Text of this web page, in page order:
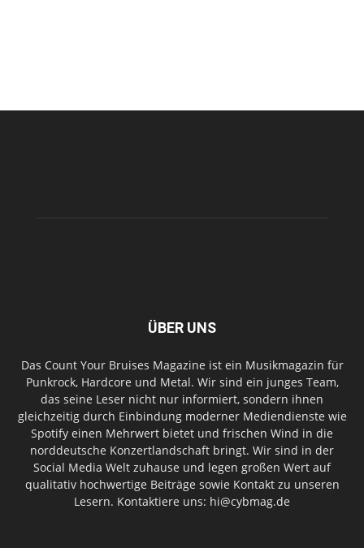
ÜBER UNS
Das Count Your Bruises Magazine ist ein Musikmagazin für
Punkrock, Hardcore und Metal. Wir sind ein junges Team,
das seine Leser nicht nur informiert, sondern ihnen
gleichzeitig durch Einbindung moderner Mediendienste wie
Spotify einen Mehrwert bietet und frischen Wind in die
norddeutsche Konzertlandschaft bringt. Wir sind in der
Social Media Welt zuhause und legen großen Wert auf
qualitativ hochwertige Beiträge sowie Kontakt zu unseren
Lesern. Kontaktiere uns: hi@cybmag.de